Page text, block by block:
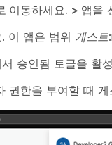
이동하세요. > 앱을
이 앱은 범위 게스
승인됨 토글을 활
권한을 부여할 때